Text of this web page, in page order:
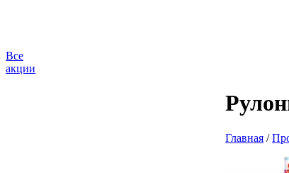
Все
акции
Главная /